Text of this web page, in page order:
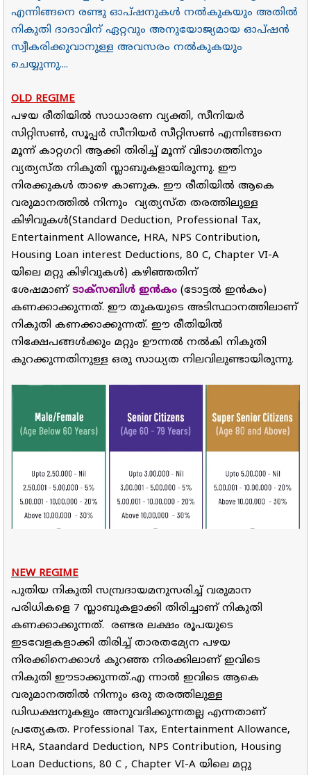
എന്നിങ്ങനെ രണ്ടു ഓപ്ഷനുകൾ നൽകുകയും അതിൽ
നികുതി ദാദാവിന് ഏറ്റവും അനുയോജ്യമായ ഓപ്ഷൻ
സ്വീകരിക്കുവാനുള്ള അവസരം നൽകുകയും
ചെയ്യുന്നു....
OLD REGIME
പഴയ രീതിയില്‍ സാധാരണ വ്യക്തി, സീനിയര്‍
സിറ്റിസണ്‍, സൂപ്പര്‍ സീനിയര്‍ സീറ്റിസണ്‍ എന്നിങ്ങനെ
മൂന്ന് കാറ്റഗറി ആക്കി തിരിച്ച് മൂന്ന് വിഭാഗത്തിനും
വ്യത്യസ്ത നികുതി സ്ലാബുകളായിരുന്നു. ഈ
നിരക്കുകള്‍ താഴെ കാണുക. ഈ രീതിയില്‍ ആകെ
വരുമാനത്തില്‍ നിന്നും വ്യത്യസ്ത തരത്തിലുള്ള
കിഴിവുകള്‍(Standard Deduction, Professional Tax,
Entertainment Allowance, HRA, NPS Contribution,
Housing Loan interest Deductions, 80 C, Chapter VI-A
യിലെ മറ്റു കിഴിവുകള്‍) കഴിഞ്ഞതിന്
ശേഷമാണ് ടാക്സബിള്‍ ഇന്‍കം (ടോട്ടല്‍ ഇന്‍കം)
കണക്കാക്കുന്നത്. ഈ തുകയുടെ അടിസ്ഥാനത്തിലാണ്
നികുതി കണക്കാക്കുന്നത്. ഈ രീതിയില്‍
നിക്ഷേപങ്ങള്‍ക്കും മറ്റും ഊന്നല്‍ നല്‍കി നികുതി
കുറക്കുന്നതിനുള്ള ഒരു സാധ്യത നിലവിലുണ്ടായിരുന്നു.
NEW REGIME
പുതിയ നികുതി സമ്പ്രദായമനുസരിച്ച് വരുമാന
പരിധികളെ 7 സ്ലാബുകളാക്കി തിരിച്ചാണ് നികുതി
കണക്കാക്കുന്നത്. രണ്ടര ലക്ഷം രൂപയുടെ
ഇടവേളകളാക്കി തിരിച്ച് താരതമ്യേന പഴയ
നിരക്കിനെക്കാള്‍ കുറഞ്ഞ നിരക്കിലാണ് ഇവിടെ
നികുതി ഈടാക്കുന്നത്.എ ന്നാല്‍ ഇവിടെ ആകെ
വരുമാനത്തില്‍ നിന്നും ഒരു തരത്തിലുള്ള
ഡിഡക്ഷനുകളും അനുവദിക്കുന്നതല്ല എന്നതാണ്
പ്രത്യേകത. Professional Tax, Entertainment Allowance,
HRA, Staandard Deduction, NPS Contribution, Housing
Loan Deductions, 80 C , Chapter VI-A യിലെ മറ്റു